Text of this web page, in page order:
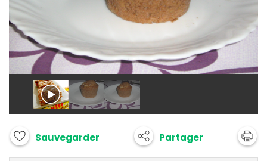
Sauvegarder Partager